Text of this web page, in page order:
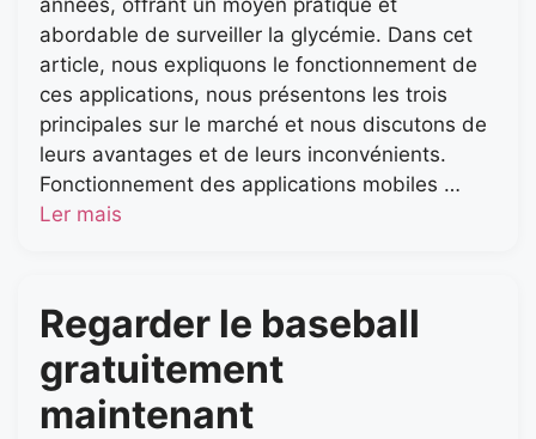
abordable de surveiller la glycémie. Dans cet
article, nous expliquons le fonctionnement de
ces applications, nous présentons les trois
principales sur le marché et nous discutons de
leurs avantages et de leurs inconvénients.
Fonctionnement des applications mobiles …
Ler mais
Regarder le baseball
gratuitement
maintenant